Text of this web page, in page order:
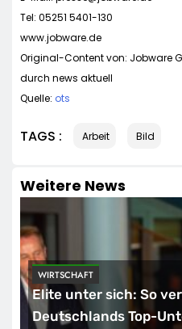
Tel: 05251 5401-130
www.jobware.de
Original-Content von: Jobware
durch news aktuell
Quelle: ots
TAGS : Arbeit Bild
Weitere News
WIRTSCHAFT
Elite unter sich: So
Deutschlands Top-